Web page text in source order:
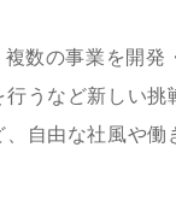
数の事業を開発
うなど新しい挑
自由な社風や働